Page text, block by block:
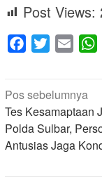
Post Views:
Facebook
Twitter Email
Navigasi
pos
Pos sebelumnya
Tes Kesamaptaan
Polda Sulbar,
Antusias Jaga